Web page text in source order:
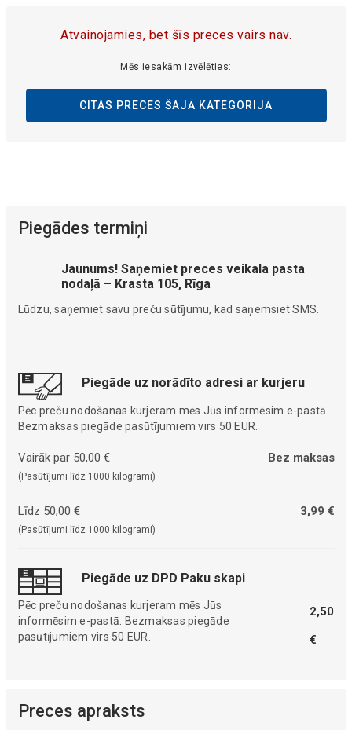
Atvainojamies, bet šīs preces vairs nav.
Mēs iesakām izvēlēties:
CITAS PRECES ŠAJĀ KATEGORIJĀ
Piegādes termiņi
Jaunums! Saņemiet preces veikala pasta
nodaļā – Krasta 105, Rīga
Lūdzu, saņemiet savu preču sūtījumu, kad saņemsiet SMS.
Piegāde uz norādīto adresi ar kurjeru
Pēc preču nodošanas kurjeram mēs Jūs informēsim e-pastā.
Bezmaksas piegāde pasūtījumiem virs 50 EUR.
Vairāk par 50,00 €
(Pasūtījumi līdz 1000 kilogrami)
Bez maksas
Līdz 50,00 €
(Pasūtījumi līdz 1000 kilogrami)
3,99 €
Piegāde uz DPD Paku skapi
Pēc preču nodošanas kurjeram mēs Jūs
informēsim e-pastā. Bezmaksas piegāde
pasūtījumiem virs 50 EUR.
2,50
€
Preces apraksts